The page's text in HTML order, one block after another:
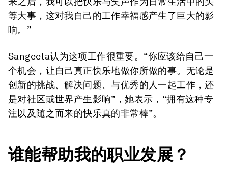
等大事，这对我自己的工作幸福感产生了巨大的影
响。”
Sangeeta认为这项工作很重要。“你应该给自己一
个机会，让自己真正快乐地做你所做的事。无论是
创新的挑战、解决问题、与优秀的人一起工作，还
是对社区或世界产生影响”，她表示，“拥有这种专
注以及随之而来的快乐真的非常棒”。
谁能帮助我的职业发展？